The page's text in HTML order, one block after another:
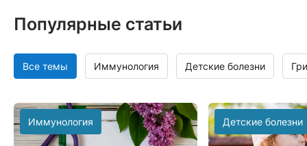
Популярные статьи
Все темы Иммунология Детские болезни
Иммунология Детские болезни